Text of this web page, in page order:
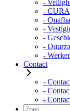
-
- CURA
-
-
-
-
-
Contact
-
-
-
Zoeken